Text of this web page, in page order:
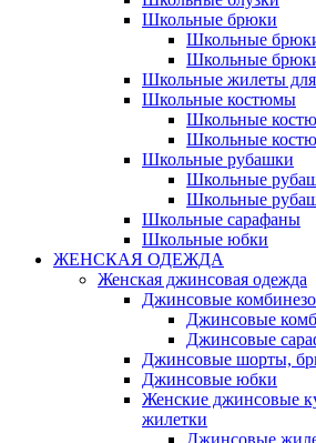
Школьные брюки
Школьные
Школьные
Школьные жилеты для
Школьные костюмы
Школьные
Школьные
Школьные рубашки
Школьные
Школьные
Школьные сарафаны
Школьные юбки
ЖЕНСКАЯ ОДЕЖДА
Женская джинсовая одежда
Джинсовые
Джинсовые
Джинсовые
Джинсовые шорты,
Джинсовые юбки
Женские джинсовые
жилетки
Джинсовые